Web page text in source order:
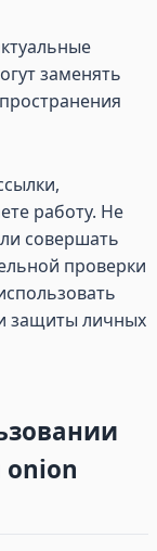
заменять
работу. Не
совершать
проверки
защиты личных
onion